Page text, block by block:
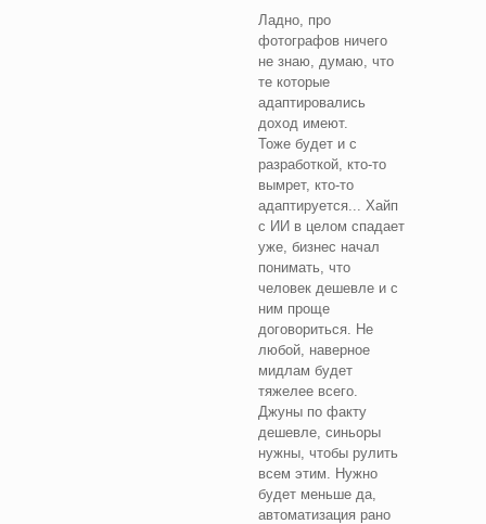
Ладно, про
фотографов ничего
не знаю, думаю, что
те которые
адаптировались
доход имеют.
Тоже будет и с
разработкой, кто-то
вымрет, кто-то
адаптируется... Хайп
с ИИ в целом спадает
уже, бизнес начал
понимать, что
человек дешевле и с
ним проще
договориться. Не
любой, наверное
мидлам будет
тяжелее всего.
Джуны по факту
дешевле, синьоры
нужны, чтобы рулить
всем этим. Нужно
будет меньше да,
автоматизация рано